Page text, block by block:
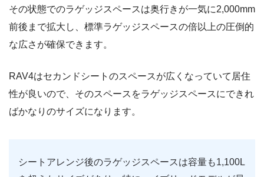
その状態でのラゲッジスペースは奥行きが一気に2,000mm
前後まで拡大し、標準ラゲッジスペースの倍以上の圧倒的
な広さが確保できます。
RAV4はセカンドシートのスペースが広くなっていて居住
性が良いので、そのスペースをラゲッジスペースにできれ
ばかなりのサイズになります。
シートアレンジ後のラゲッジスペースは容量も1,100L